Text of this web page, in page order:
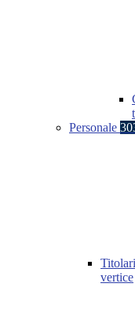
Personale
vertice